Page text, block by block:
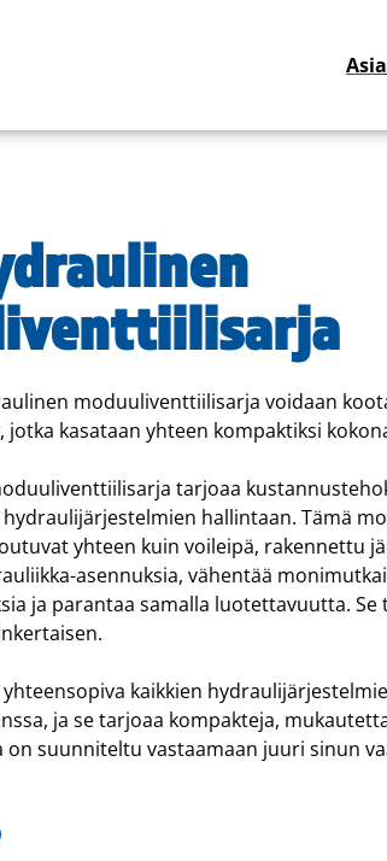
moduuliventtiilisarja voidaan
kasataan yhteen kompaktiksi
tarjoaa
hallintaan. Tämä
yhteen kuin voileipä, rakennettu
asennuksia, vähentää
ja parantaa samalla luotettavuutta. Se
kaikkien
ja se tarjoaa kompakteja,
on suunniteltu vastaamaan juuri sinun